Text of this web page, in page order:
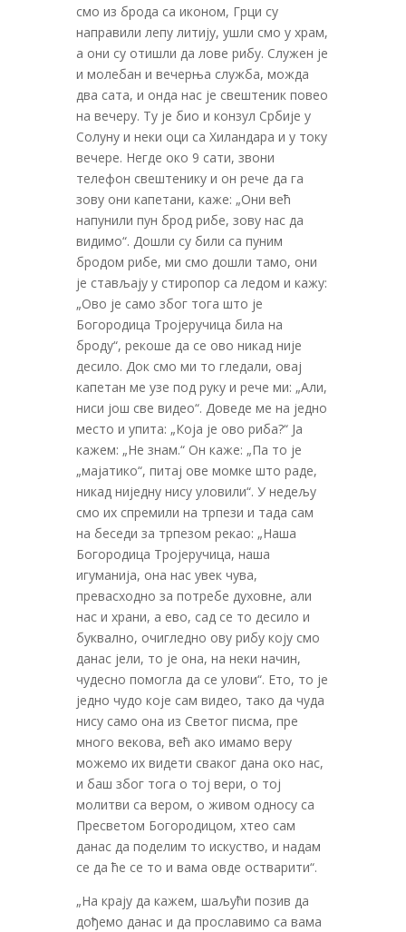
смо из брода са иконом, Грци су
направили лепу литију, ушли смо у храм,
а они су отишли да лове рибу. Служен је
и молебан и вечерња служба, можда
два сата, и онда нас је свештеник повео
на вечеру. Ту је био и конзул Србије у
Солуну и неки оци са Хиландара и у току
вечере. Негде око 9 сати, звони
телефон свештенику и он рече да га
зову они капетани, каже: „Они већ
напунили пун брод рибе, зову нас да
видимо“. Дошли су били са пуним
бродом рибе, ми смо дошли тамо, они
је стављају у стиропор са ледом и кажу:
„Ово је само због тога што је
Богородица Тројеручица била на
броду“, рекоше да се ово никад није
десило. Док смо ми то гледали, овај
капетан ме узе под руку и рече ми: „Али,
ниси још све видeо“. Доведе ме на једно
место и упита: „Која је ово риба?“ Ја
кажем: „Не знам.“ Он каже: „Па то је
„мајатико“, питај ове момке што раде,
никад ниједну нису уловили“. У недељу
смо их спремили на трпези и тада сам
на беседи за трпезом рекао: „Наша
Богородица Тројеручица, наша
игуманија, она нас увек чува,
превасходно за потребе духовне, али
нас и храни, а ево, сад се то десило и
буквално, очигледно ову рибу коју смо
данас јели, то је она, на неки начин,
чудесно помогла да се улови“. Ето, то је
једно чудо које сам видео, тако да чуда
нису само она из Светог писма, пре
много векова, већ ако имамо веру
можемо их видети сваког дана око нас,
и баш због тога о тој вери, о тој
молитви са вером, о живом односу са
Пресветом Богородицом, хтео сам
данас да поделим то искуство, и надам
се да ће се то и вама овде остварити“.
„На крају да кажем, шаљући позив да
дођемо данас и да прославимо са вама